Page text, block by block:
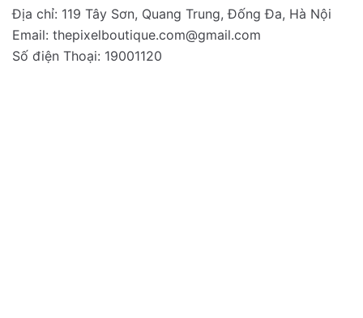
Địa chỉ: 119 Tây Sơn, Quang Trung, Đống Đa, Hà Nội
Email: thepixelboutique.com@gmail.com
Số điện Thoại: 19001120